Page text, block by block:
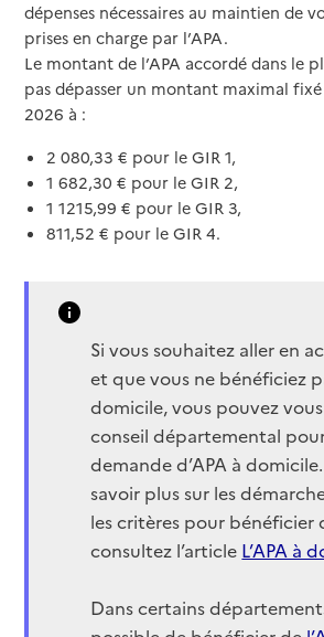
dépenses nécessaires au maintien de
prises en charge par l’APA.
Le montant de l’APA accordé dans le
pas dépasser un montant maximal
2026 à :
2 080,33 € pour le GIR 1,
1 682,30 € pour le GIR 2,
1 1215,99 € pour le GIR 3,
811,52 € pour le GIR 4.
Si vous souhaitez aller en
et que vous ne bénéficiez
domicile, vous pouvez
conseil départemental
demande d’APA à
savoir plus sur les
les critères pour bénéficier
consultez l’article L’APA à
Dans certains